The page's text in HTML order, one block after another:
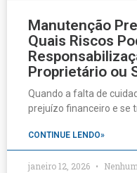
Manutenção
Quais Riscos
Proprietário ou
Quando a falta de
prejuízo financeiro e se
CONTINUE LENDO»
janeiro 12, 2026